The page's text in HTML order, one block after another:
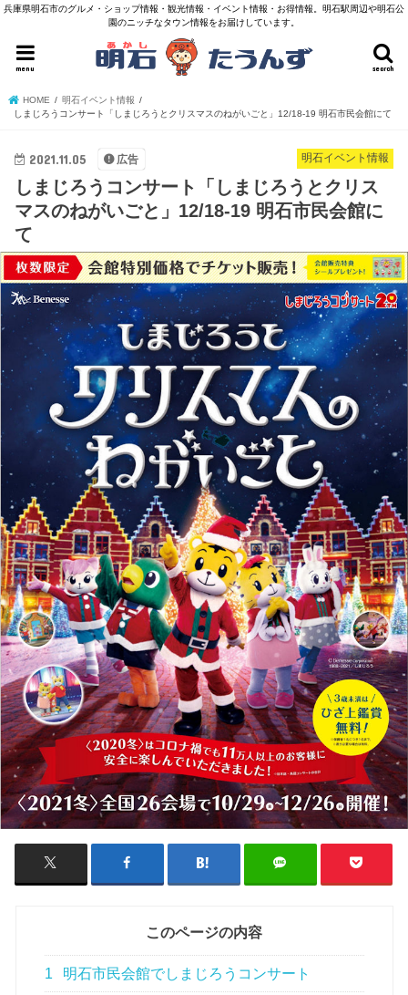
兵庫県明石市のグルメ・ショップ情報・観光情報・イベント情報・お得情報。明石駅周辺や明石公
園のニッチなタウン情報をお届けしています。
search
menu
HOME
明石イベント情報
しまじろうコンサート「しまじろうとクリスマスのねがいごと」12/18-19 明石市民会館にて
明石イベント情報
2021.11.05 広告
しまじろうコンサート「しまじろうとクリス
マスのねがいごと」12/18-19 明石市民会館に
て
このページの内容
1 明石市民会館でしまじろうコンサート